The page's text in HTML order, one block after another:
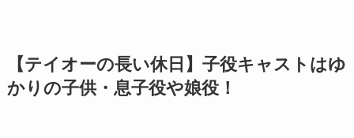
【テイオーの長い休日】子役キャストはゆ
かりの子供・息子役や娘役！